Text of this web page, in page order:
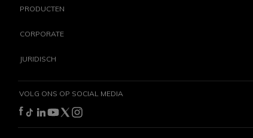
PRODUCTEN
CORPORATE
JURIDISCH
VOLG ONS OP SOCIAL MEDIA